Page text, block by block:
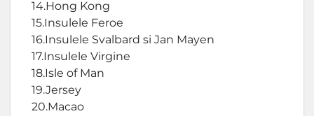
14.Hong Kong
15.Insulele Feroe
16.Insulele Svalbard si Jan Mayen
17.Insulele Virgine
18.Isle of Man
19.Jersey
20.Macao